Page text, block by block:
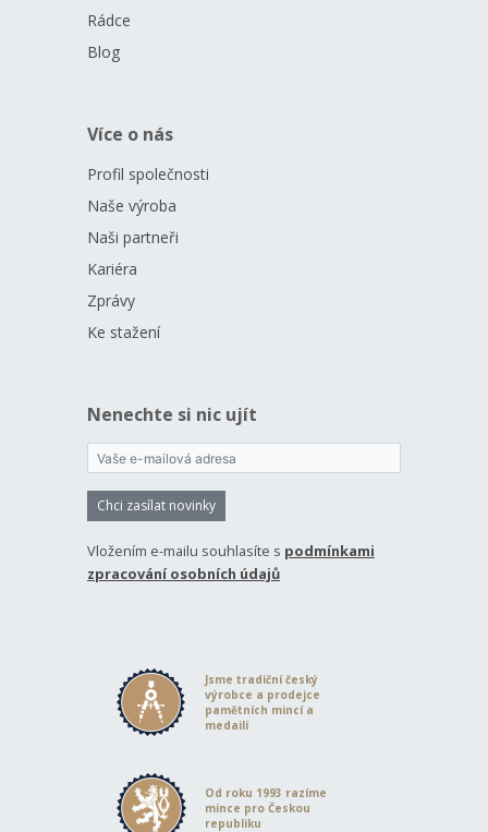
Rádce
Blog
Více o nás
Profil společnosti
Naše výroba
Naši partneři
Kariéra
Zprávy
Ke stažení
Nenechte si nic ujít
Chci zasílat novinky
Vložením e-mailu souhlasíte s podmínkami
zpracování osobních údajů
Jsme tradiční český
výrobce a prodejce
pamětních mincí a
medailí
Od roku 1993 razíme
mince pro Českou
republiku